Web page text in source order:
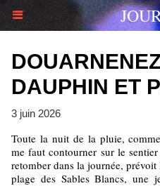
DAUPHIN ET
3 juin 2026
Toute la nuit de la pluie, comme en témoignent les flaques qu’il
me faut contourner sur le
retomber dans la journée,
plage des Sables Blancs, une